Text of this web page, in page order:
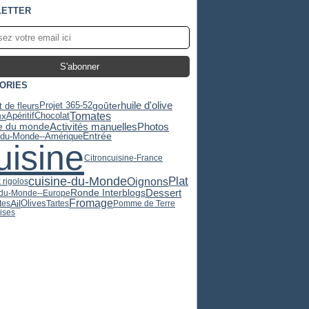
de fleursProjet 365-52goûterhuile d'olive
ApéritifChocolatTomates
du mondeActivités manuellesPhotos
Monde--AmériqueEntrée
Citroncuisine-France
rigoloscuisine-du-MondeOignonsPlat
Monde--Europe Ronde InterblogsDessert
AilOlivesTartesFromagePomme de Terre